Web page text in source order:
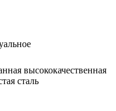
высококачественная
сталь